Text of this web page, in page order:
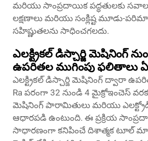
మరియు సాంప్రదాయిక పద్ధతులకు
లక్షణాలు మరియు సంక్లిష్ట మూడు-
సహిష్ణుతలను సాధించగలదు.
ఎలక్ట్రికల్ డిస్చార్జి మెషినింగ్
ఉపరితల ముగింపు ఫలితాలు
ఎలక్ట్రికల్ డిస్చార్జి మెషినింగ్ ద్వారా
Ra పరంగా 32 నుండి 4 మైక్రోఇంచెస్
మెషినింగ్ పారామితులు మరియు
ఆధారపడి ఉంటుంది. ఈ ప్రక్రియ
సాధారణంగా కనిపించే దిశాత్మక టూల్